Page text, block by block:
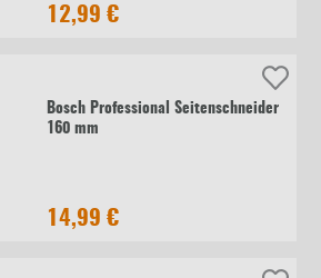
12,99 €
Bosch Professional Seitenschneider
160 mm
14,99 €